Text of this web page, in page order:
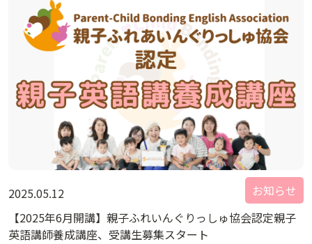
2025.05.12
お知らせ
【2025年6月開講】親子ふれいんぐりっしゅ協会認定親子
英語講師養成講座、受講生募集スタート